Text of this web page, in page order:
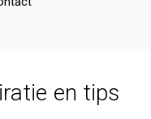
en tips